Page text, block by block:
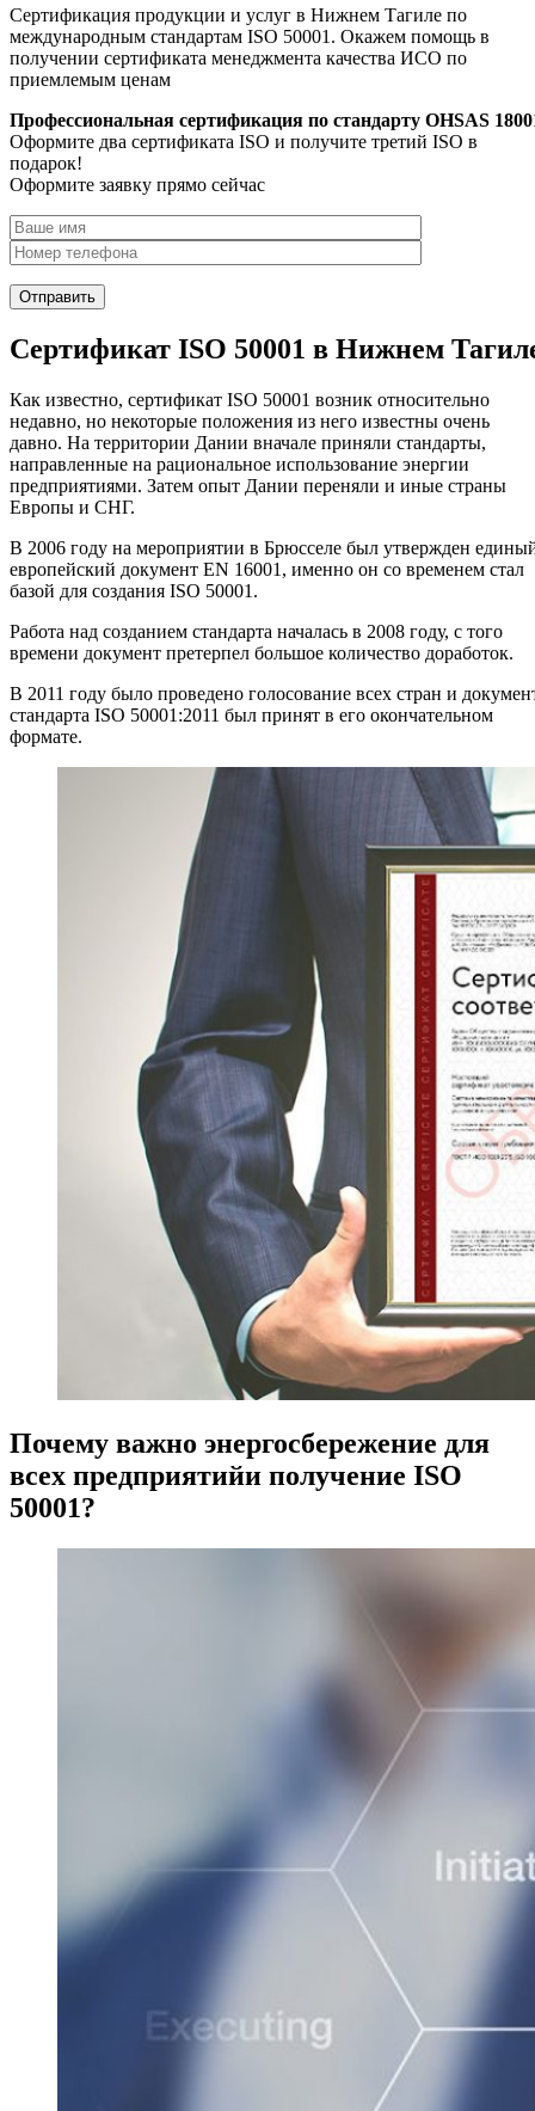
Сертификация продукции и услуг в Нижнем Тагиле по
международным стандартам ISO 50001. Окажем помощь в
получении сертификата менеджмента качества ИСО по
приемлемым ценам
Профессиональная сертификация по стандарту OHSAS
Оформите два сертификата ISO и получите третий ISO в
подарок!
Оформите заявку прямо сейчас
Сертификат ISO 50001 в Нижнем
Как известно, сертификат ISO 50001 возник относительно
недавно, но некоторые положения из него известны очень
давно. На территории Дании вначале приняли стандарты,
направленные на рациональное использование энергии
предприятиями. Затем опыт Дании переняли и иные страны
Европы и СНГ.
В 2006 году на мероприятии в Брюсселе был утвержден
европейский документ EN 16001, именно он со временем стал
базой для создания ISO 50001.
Работа над созданием стандарта началась в 2008 году, с того
времени документ претерпел большое количество доработок.
В 2011 году было проведено голосование всех стран и
стандарта ISO 50001:2011 был принят в его окончательном
формате.
Почему важно энергосбережение для
всех предприятийи получение ISO
50001?